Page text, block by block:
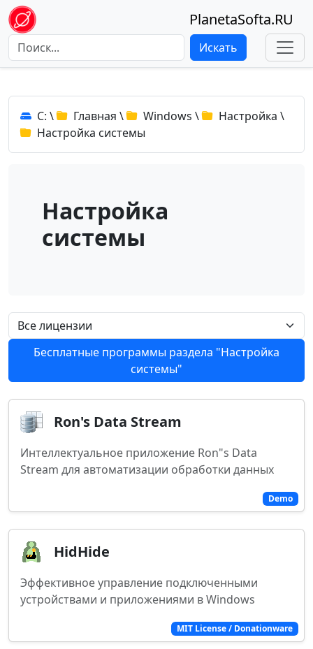
PlanetaSofta.RU
Искать
C: \ Главная \ Windows \ Настройка \
Настройка системы
Настройка
системы
Бесплатные программы раздела "Настройка
системы"
Demo
Ron's Data Stream
Интеллектуальное приложение Ron"s Data
Stream для автоматизации обработки данных
MIT License / Donationware
HidHide
Эффективное управление подключенными
устройствами и приложениями в Windows